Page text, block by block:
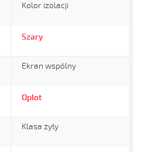
Kolor izolacji
Szary
Ekran wspólny
Oplot
Klasa żyły